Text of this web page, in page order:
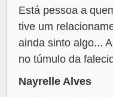
Está pessoa a
tive um
ainda sinto algo...
no túmulo da
Nayrelle Alves